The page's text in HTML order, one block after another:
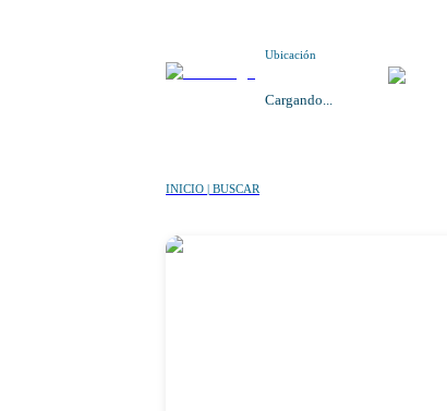
Ubicación
Cargando...
INICIO | BUSCAR